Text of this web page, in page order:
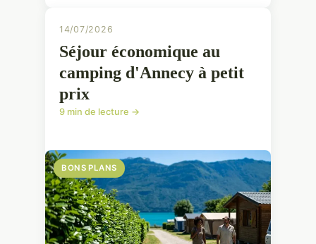
BONS PLANS
14/07/2026
Séjour économique au
camping d'Annecy à petit
prix
9 min de lecture →